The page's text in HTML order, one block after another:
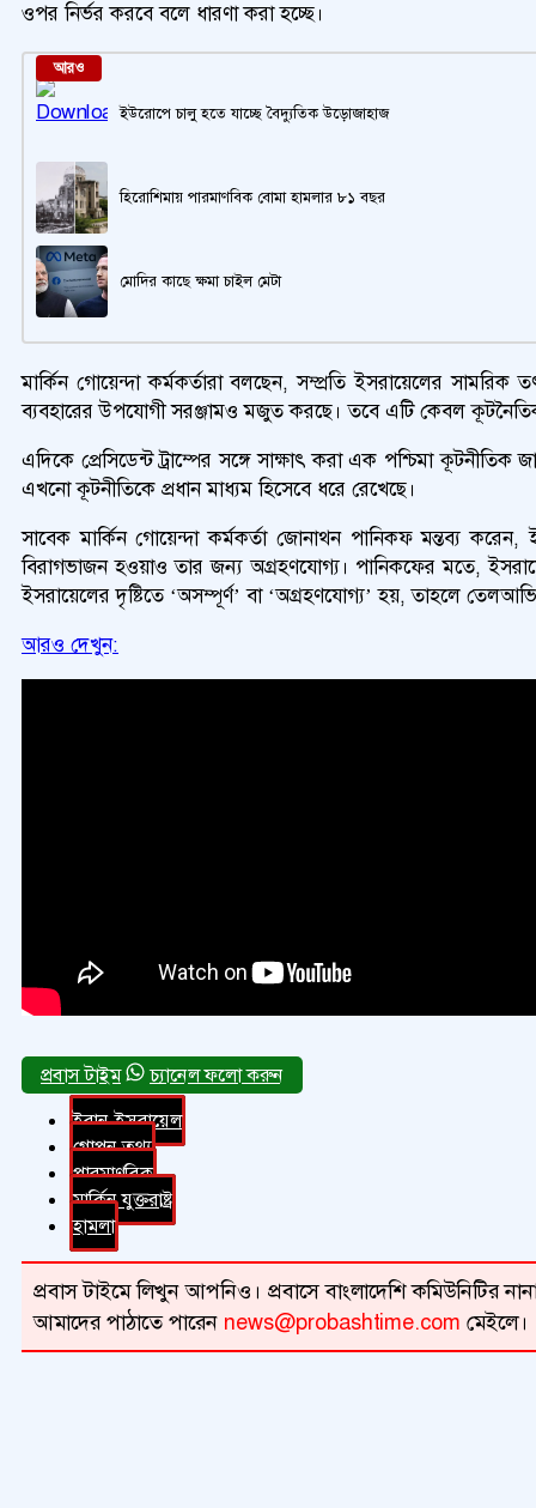
ওপর নির্ভর করবে বলে ধারণা করা হচ্ছে।
আরও
ইউরোপে চালু হতে যাচ্ছে বৈদ্যুতিক উড়োজাহাজ
হিরোশিমায় পারমাণবিক বোমা হামলার ৮১ বছর
মোদির কাছে ক্ষমা চাইল মেটা
মার্কিন গোয়েন্দা কর্মকর্তারা বলছেন, সম্প্রতি ইসরায়েলের
ব্যবহারের উপযোগী সরঞ্জামও মজুত করছে। তবে এটি কেবল
এদিকে প্রেসিডেন্ট ট্রাম্পের সঙ্গে সাক্ষাৎ করা এক পশ্চিমা
এখনো কূটনীতিকে প্রধান মাধ্যম হিসেবে ধরে রেখেছে।
সাবেক মার্কিন গোয়েন্দা কর্মকর্তা জোনাথন পানিকফ মন্তব্য করেন,
বিরাগভাজন হওয়াও তার জন্য অগ্রহণযোগ্য। পানিকফের মতে,
ইসরায়েলের দৃষ্টিতে ‘অসম্পূর্ণ’ বা ‘অগ্রহণযোগ্য’ হয়, তাহলে
আরও দেখুন:
চ্যানেল ফলো করুন
ইরান-ইসরায়েল
গোপন তথ্য
পারমাণবিক
মার্কিন যুক্তরাষ্ট্র
হামলা
প্রবাস টাইমে লিখুন আপনিও। প্রবাসে বাংলাদেশি কমিউনিটির
আমাদের পাঠাতে পারেন news@probashtime.com মেইলে।